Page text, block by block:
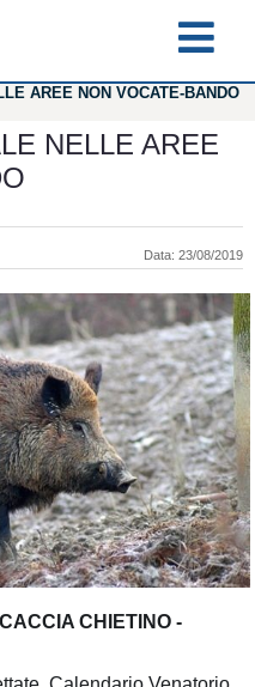
AREE NON VOCATE-BANDO
NELLE AREE
Data: 23/08/2019
CHIETINO -